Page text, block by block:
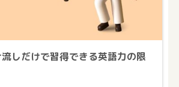
しだけで習得できる英語力の限